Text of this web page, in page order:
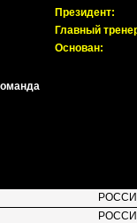
Президент:
Главный
Основан: